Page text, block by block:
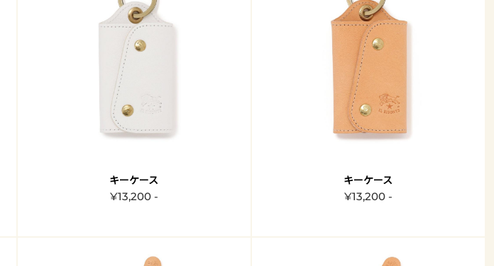
キーケース
¥13,200 -
キーケース
¥13,200 -